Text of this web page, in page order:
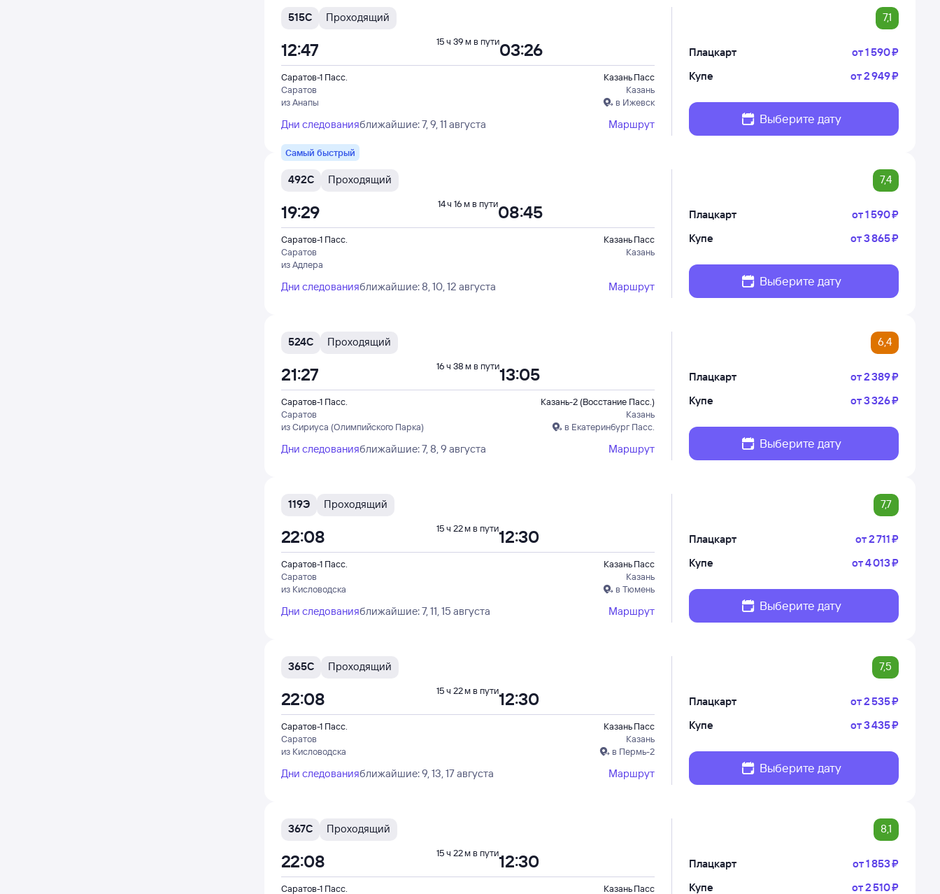
515С Проходящий 7,1
Саратов-1 Пасс.
Саратов
из Анапы
Казань Пасс
Казань
в Ижевск
12:47 03:26
15 ч 39 м в пути
Дни следованияближайшие: 7, 9, 11 августа Маршрут
Плацкарт от1 ⁠590 ⁠₽
Купе
от2 ⁠949 ⁠₽
Выберите дату
Самый быстрый
492С Проходящий 7,4
Саратов-1 Пасс.
Саратов
из Адлера
Казань Пасс
Казань
19:29 08:45
14 ч 16 м в пути
Дни следованияближайшие: 8, 10, 12 августа Маршрут
Плацкарт от1 ⁠590 ⁠₽
Купе
от3 ⁠865 ⁠₽
Выберите дату
524С Проходящий 6,4
Саратов-1 Пасс.
Саратов
из Сириуса (Олимпийского Парка)
Казань-2 (Восстание Пасс.)
Казань
в Екатеринбург Пасс.
21:27 13:05
16 ч 38 м в пути
Дни следованияближайшие: 7, 8, 9 августа Маршрут
Плацкарт от2 ⁠389 ⁠₽
Купе
от3 ⁠326 ⁠₽
Выберите дату
119Э Проходящий 7,7
Саратов-1 Пасс.
Саратов
из Кисловодска
Казань Пасс
Казань
в Тюмень
22:08 12:30
15 ч 22 м в пути
Дни следованияближайшие: 7, 11, 15 августа Маршрут
Плацкарт от2 ⁠711 ⁠₽
Купе
от4 ⁠013 ⁠₽
Выберите дату
365С Проходящий 7,5
Саратов-1 Пасс.
Саратов
из Кисловодска
Казань Пасс
Казань
в Пермь-2
22:08 12:30
15 ч 22 м в пути
Дни следованияближайшие: 9, 13, 17 августа Маршрут
Плацкарт от2 ⁠535 ⁠₽
Купе
от3 ⁠435 ⁠₽
Выберите дату
367С Проходящий 8,1
Саратов-1 Пасс. Казань Пасс
22:08 12:30
15 ч 22 м в пути
Плацкарт от1 ⁠853 ⁠₽
Купе
от2 ⁠510 ⁠₽